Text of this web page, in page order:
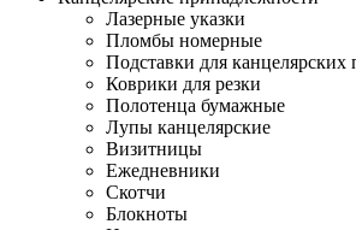
Лазерные указки
Пломбы номерные
Подставки для канцелярских
Коврики для резки
Полотенца бумажные
Лупы канцелярские
Визитницы
Ежедневники
Скотчи
Блокноты